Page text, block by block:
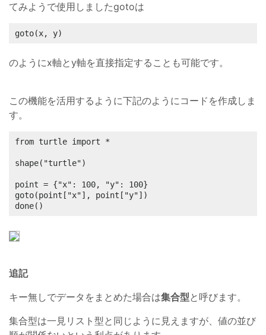
てみようで使用しましたgotoは
goto(x, y)
のようにx軸とy軸を直接指定することも可能です。
この機能を活用するように下記のようにコードを作成しま
す。
from turtle import *
shape("turtle")
point = {"x": 100, "y": 100}
goto(point["x"], point["y"])
done()
追記
キー無しでデータをまとめた場合は集合型と呼びます。
集合型は一見リスト型と同じように見えますが、値の並び